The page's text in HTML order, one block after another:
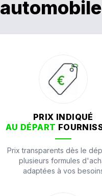
PRIX INDIQUÉ
AU DÉPART
Prix transparents dès le
plusieurs formules
adaptées à vos